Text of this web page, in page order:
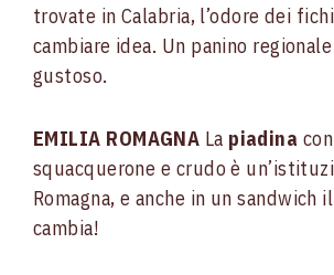
trovate in Calabria, l’odore dei
cambiare idea. Un panino
gustoso.
EMILIA ROMAGNA La piadina
squacquerone e crudo è
Romagna, e anche in un sandwich
cambia!